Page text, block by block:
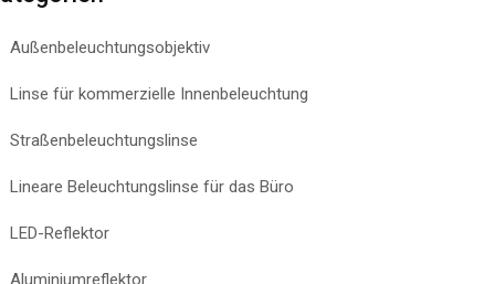
Außenbeleuchtungsobjektiv
Linse für kommerzielle Innenbeleuchtung
Straßenbeleuchtungslinse
Lineare Beleuchtungslinse für das Büro
LED-Reflektor
Aluminiumreflektor